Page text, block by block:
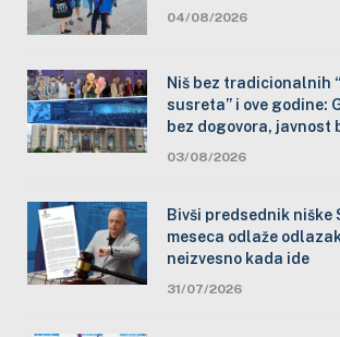
04/08/2026
Niš bez tradicionalnih
susreta” i ove godine:
bez dogovora, javnost
03/08/2026
Bivši predsednik niške
meseca odlaže
neizvesno kada ide
31/07/2026